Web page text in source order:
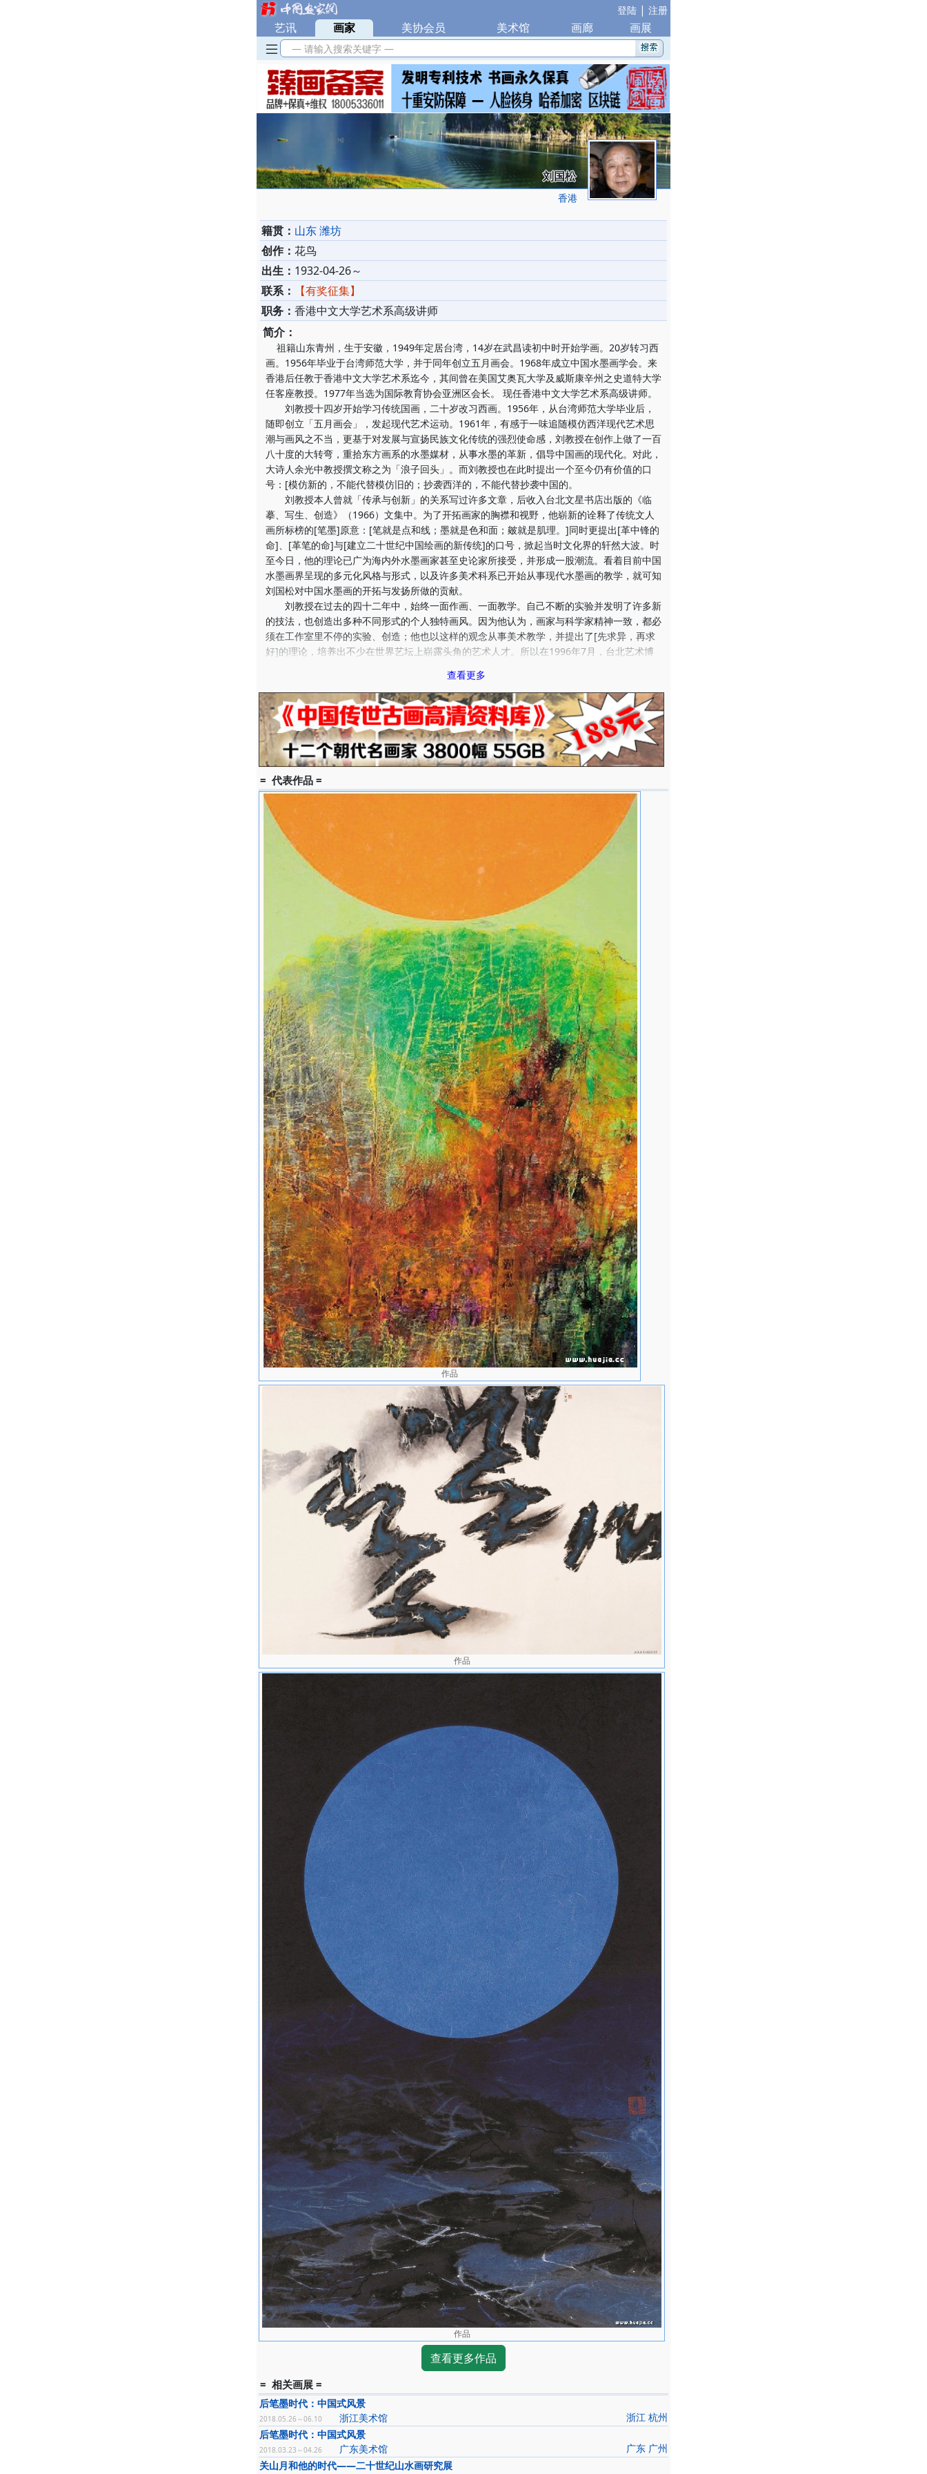
登陆 | 注册
艺讯 | 画家 美协会员 美术馆 画廊 画展
— 请输入搜索关键字 —
刘国松
香港
籍贯： 山东 潍坊
创作： 花鸟
出生： 1932-04-26～
联系：
【有奖征集】
职务： 香港中文大学艺术系高级讲师
简介：
祖籍山东青州，生于安徽，1949年定居台湾，14岁在武昌读初中时开始学画。20岁转习西
画。1956年毕业于台湾师范大学，并于同年创立五月画会。1968年成立中国水墨画学会。来
香港后任教于香港中文大学艺术系迄今，其间曾在美国艾奥瓦大学及威斯康辛州之史道特大学
任客座教授。1977年当选为国际教育协会亚洲区会长。 现任香港中文大学艺术系高级讲师。
刘教授十四岁开始学习传统国画，二十岁改习西画。1956年，从台湾师范大学毕业后，
随即创立「五月画会」，发起现代艺术运动。1961年，有感于一味追随模仿西洋现代艺术思
潮与画风之不当，更基于对发展与宣扬民族文化传统的强烈使命感，刘教授在创作上做了一百
八十度的大转弯，重拾东方画系的水墨媒材，从事水墨的革新，倡导中国画的现代化。对此，
大诗人余光中教授撰文称之为「浪子回头」。而刘教授也在此时提出一个至今仍有价值的口
号：[模仿新的，不能代替模仿旧的；抄袭西洋的，不能代替抄袭中国的。
刘教授本人曾就「传承与创新」的关系写过许多文章，后收入台北文星书店出版的《临
摹、写生、创造》（1966）文集中。为了开拓画家的胸襟和视野，他崭新的诠释了传统文人
画所标榜的[笔墨]原意：[笔就是点和线；墨就是色和面；皴就是肌理。]同时更提出[革中锋的
命]、[革笔的命]与[建立二十世纪中国绘画的新传统]的口号，掀起当时文化界的轩然大波。时
至今日，他的理论已广为海内外水墨画家甚至史论家所接受，并形成一股潮流。看着目前中国
水墨画界呈现的多元化风格与形式，以及许多美术科系已开始从事现代水墨画的教学，就可知
刘国松对中国水墨画的开拓与发扬所做的贡献。
刘教授在过去的四十二年中，始终一面作画、一面教学。自己不断的实验并发明了许多新
的技法，也创造出多种不同形式的个人独特画风。因为他认为，画家与科学家精神一致，都必
须在工作室里不停的实验、创造；他也以这样的观念从事美术教学，并提出了[先求异，再求
好]的理论，培养出不少在世界艺坛上崭露头角的艺术人才。所以在1996年7月，台北艺术博
果，更推出了一套两本的[刘国松研究]专画，以肯定他在创作与教学两方面的成就。
从1965年至今，刘教授应世界各地美术馆及博物馆的邀请，已举行个人画展八十余次、
参加国际性团体展百余次，并获得多项殊奖。全球收藏其作品的美术馆和博物馆，已有五十余
家。各国出版的学术专著，如英国的《中西艺术的会合》、法国的《抽象艺术》、瑞士的《现
代中国画》、美国的《中国与日本文化简史》、《中国艺术简史》和《现代中国与日本》等，
都有图文介绍刘教授，甚至引用他的理论文字。
另外，海峡两岸与德国已出版的传记、评论和研究的专书已达十余种，再加上画集、画
辑、画册、画展目录以及纯文字介绍他的书籍，更有近百种之多。1998年，纽约市古根汉美
术馆举办的重要展览[中华五千年文明艺术展]中，唯一被邀请的台湾画家，就是刘国松。由此
可见，刘教授早已被国际艺坛公认是台湾最具代表性的画家之一，这不但是因为他的创作有划
时代的意义，更因为其创新的思想与理论影响所及，将停滞五六百年的中国绘画，推向现代而
进入一个多元的世纪，呈现了文艺复兴式的蓬勃朝气。
1932 4月26日生于安徽蚌埠，原籍山东青州。 1938 父亲于抗日战争中阵亡。与母
亲流亡于湖北、陕西、四川、湖南、江西等地，历经艰难，妹妹于逃亡中夭折。 1945 抗
日胜利，就读江西金溪县立中学。 1946 定居湖北武昌。 1948 考入南京国民革命军
遗族学校。 1949 只身随遗族学校来台，分发至台湾省立师范学院（今台湾师范大学）附
属中学高一就读。 1950 发表新诗及短篇小说于《中学生》等杂志。 1951 以同等学
历考进师范大学美术系。 1955 发表《为什么把日本画往国画里挤？》等文，揭开"正统
国画"之争序幕。此为刘氏日后大量艺术评论之始。 1956 与师大同班同学李芳枝、郭东
荣、郭豫伦等举办"四人联合画展"于师范大学。 在廖继春老师的鼓励下成立"五月画
会"。 1957 代表台湾参加日本东京"亚洲青年美展"。 首届"五月画展"于台北，掀起
了台湾现代艺术运动。 1958 开始大量撰写艺术理论文章，鼓吹现代艺术。 1959 参
加巴西"圣保罗国际双年展"、法国"巴黎青年双年展"。 参与尉天骢主编《笔汇》月刊编撰
工作，与大批诗人，如余光中、楚戈、郑愁予，及音乐家许常惠、史惟亮、评论家姚一苇等相
识，并同鼓吹现代艺术。 思想由全盘西化转为中西合璧，开始采用石膏在画布上打底，
在油画中加入水墨趣味。 1960 应聘担任中原大学建筑系讲师。 参与发起成立"中国
现代艺术中心"，因"秦松事件"受挫、解散。 1961 与黎模华女士结婚。 受建筑学界
材料理论影响，放弃油彩与画布，重回纸墨世界，倡导"中国画现代化"运动，并开发各种拓墨
技法，以"拓墨"和"贴"（Collage）为主。 撰文反驳徐复观《现代艺术的归趋》一文，引
发"现代绘画论战"。 1962 参展西贡"第一届国际美展"，以及台北历史博物馆"中国现代绘
画展"与"现代绘画赴美展览预展"。 1963 发明粗筋棉纸--刘国松纸，并藉此创造出自我独
特画风。 作品《云深不知处》，为香港艺术馆收藏，系作品首次为美术馆收藏。
1964 参展"当代中国绘画展"于非洲十四个国家巡回，及"五月画展"于澳洲雪梨、坎培拉等
地。 1965 首次个展于台北台湾艺术馆。 论文集《中国现代画的路》，由台北文星
书店出版。 1966 第二本论文集《临摹·写生·创作》，由台北文星书店出版。 经李铸
晋推荐，获美国洛克斐勒三世基金会（The JDR 3rd Found）两年环球旅行奖。 应美国
加州拉古拉美术馆之邀，举行在美之首次个展。 赴爱荷华大学学习铜版画三个月，随后
在美各地旅游参观四个月，在纽约旅居九个月。 受范宽《溪山行旅图》震撼，作"矗
立"系列作品。 曾获美国洛克斐勒三世基金会两年环球旅行奖金。 1967 应诺德勒斯
画廊之邀，举行首次纽约个展，获纽约时报名艺术评论家肯乃德（John Canaday）好评，并
与该画廊签约，成为代表画家。 应美国密苏里州堪萨斯市纳尔逊美术馆邀请举行个
展。 周游欧亚各国四个月后，返台，继续任教于中原大学。 1968 当选台湾"十大杰
出青年"。 发展成立台湾"中国水墨画学会"，继续鼓吹中国画之现代化。 参展美国俄
亥俄州马瑞埃塔学院艺术中心"主流‘68"国际美展，并获"杰出画家奖"。 获国际青年商会
十大杰出青年奖。 1969 受美国"阿波罗八号"太空船由月球背面拍回地球照片之影响，开
始"太空画系列"之创作，首幅《地球何许？》获美国"主流‘69"国际美展绘画首奖。 获美
国主流国际美展绘画首奖。 1970 应美国威斯康辛史道特州立大学艺术系之邀，担任客座
教授一学期。 应邀为日本大阪世界博览会绘制巨作《午夜的太阳》。 1971 应聘香
港中文大学艺术系任教，迁居香港。首创"现代水墨画"课程。 1972 "五月画展"于美国戛
威夷美术馆展出。随后着重在国外的展出，在台湾的活动逐渐停息。 应聘担任台北第八
届美展评审委员，及巴西圣保罗国际双年展参展作品评审委员。 出任香港中文大学艺术
系主任。 1973 创办"现代水墨画文凭课程"于中文大学校外进修部，推广现代水墨创
作。 著名英国艺术史家苏立文《东西方艺术之会合》
（The Meeting of Eastern and Western Art）在英国出版，给予重要评价。 开始全力
探索水拓画技法。 1974 发表《谈绘画的技巧》一文，提出"革中锋的命、革笔的命"之理
论，引发大规模的讨论。 1975 法国巴版的"抽象艺术"一书，收录其作品《地球何
许？》 应美国爱荷华大学艺术学院之邀，担任客座教授一年。 1976 于香港中文大
学筹办及主持第四届亚洲国际美术教育会议；并当选国际艺术教育协会亚洲区会长。 辞
系主任一职，专心教学与创作。 苏立文著《中国美术简史》
（A Short History of Chinese Art），由美国柏克莱加州大学出版，将其列入创新一
派。 1977 自选英国国联八位画家的亚洲区代表，前往加拿大参加"国联版画代表作"之创
作。 任香港艺术双年展评审委员。 1978 应聘担任台北市立美术馆筹备委员。
纽约大学教授希诺瓦考（Conrad Schirokauer）著《中国与日本文化简史》
（A brief History of Chinese and Japanese Civilizations）将其列为台湾现代艺术之代表，
并在书中引用其理论文章。 1979 应邀与欧豪年举办双人展于西德法兰克福博物
馆。 获国际静坐协会完美奖。 1980 应爱荷华州--伊利诺州艺术评议会之邀，任访问
参加北京中国画研究院之成立大会并参展。 名列美国出版《世界名人录》。
1982 采用袁江笔法与水拓法相结合，完成《天池》一作，是一种新尝试。 英国出版希诺
考瓦《现代中国和日本》（Modern China and Japan）视其为台湾代表画家。 1983 个
展于北京中国美术馆，并应中央美术学院之邀公开演讲；随后巡回展于南京江苏省美术馆、广
州市广东画院、武汉市湖北省美术陈列馆、哈尔滨美术馆等地，并做多场演讲。 1984 北
京人民美术出版社出版《刘国松画辑》。 参加北京"第六届全国美展"，与李可染同时获
得"特别奖"。 个展于上海、济南、烟台、杭州和福州。 1985 首次应法国"五月沙
龙"之邀，作品《沉入山的呼吸里》于巴黎大皇宫展出。 应北京中国工艺美术学院之聘前
往该校讲学两周，教授现代水墨画。 1986 个展巡回于重庆、西安、兰州、乌鲁木齐等
地。 水拓画达于成熟境地，开始渍墨画的探索与试验。 1987 个展巡回于长沙、潍
坊、太原，结束第三次在大陆的巡回展。 八月前往西藏旅游，成为创作系列西藏山水之
灵感泉源，画风为之一变。 1988 参展北京中国画研究院"国际水墨画展"。 应邀参加
北京中国画研究院主办"水墨画研讨会"，发表论文《当前国画的观念问题》。 1989 应邀
担任北京"全国现代书画大赛"评审委员。 应美国运通银行之邀，绘五届楼高之大画
（1952x366公分）--《源》。 1990 大型回顾展于台北市立美术馆，并出版画展目
录。 1991 获李仲生现代绘画文教基金会"现代绘画成就奖"。 1992 应邀出席台北市
立美术馆"东方美学与现代美术"学术研讨会，发表《先求异，再求好）教学理论。 六十
回顾展于台中市台湾省立美术馆。 十月自香港中文大学退休，返台中定居，并任东海大
学客座教授。 1994 应广东珠江市文学艺术界联合会之邀，赴珠海举行"中国现代水墨画
两岸两人作品展--刘国松与仇德树"展览。 1995 赴法国参加巴黎台北新闻文化中心"台湾
当代水墨画展"。 1996 应邀担任台南艺术学院造型艺术研究所所长。 台北历史博物
邀请举办"刘国松研究展"。 1997 应邀参加上海美术馆举办之"中国艺术大展"及研讨
会。 1998 应邀赴纽约参加古根汉美术馆举办之"中华五千年文明艺术展"。 应德国文
化中心之邀赴欧洲参观考察，并参加"展望2000--中国现代艺术展"。 1999 自台南艺术学
院退休。 应台北市中山国家画廊之邀举办个展--"宇宙即我心"。 赴比利时参加"台北
当代水墨画展"开幕活动。 2000 应邀赴成都现代艺术馆参加"世纪之门"艺术展览。
应邀赴西藏大学讲学，并前往珠穆朗玛峰，出藏后左耳突然失聪。 赴纽约举办个
展。 2001 应邀赴纽约参加"无际中华"艺术大展，并访问华盛顿、旧金山等地。 应成
都现代艺术馆的邀请，举办"西疆扩远--刘国松画展"。 2002 "宇宙心印--刘国松七十回顾
展"于新竹智邦艺术中心、北京中国历史博物馆、上海美术馆及广东美术馆盛大巡回展出。
查看更多
= 代表作品 =
作品
作品
作品
查看更多作品
= 相关画展 =
后笔墨时代：中国式风景
浙江 杭州
2018.05.26～06.10
浙江美术馆
后笔墨时代：中国式风景
广东 广州
2018.03.23～04.26
广东美术馆
关山月和他的时代——二十世纪山水画研究展